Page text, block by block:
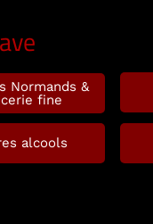
Normands &
fine
alcools